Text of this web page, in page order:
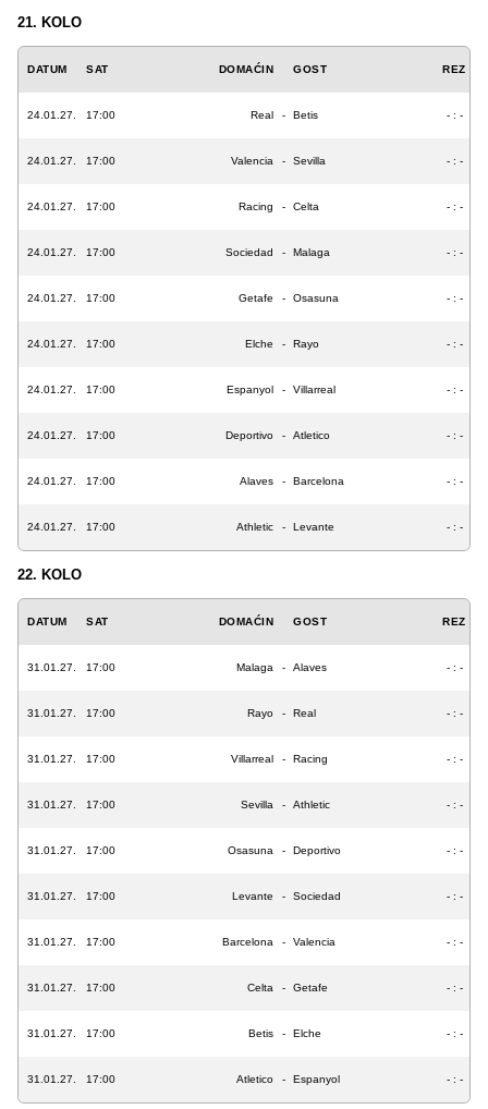
21. KOLO
DATUM SAT DOMAĆIN GOST REZ
24.01.27. 17:00 Real - Betis - : -
24.01.27. 17:00 Valencia - Sevilla - : -
24.01.27. 17:00 Racing - Celta - : -
24.01.27. 17:00 Sociedad - Malaga - : -
24.01.27. 17:00 Getafe - Osasuna - : -
24.01.27. 17:00 Elche - Rayo - : -
24.01.27. 17:00 Espanyol - Villarreal - : -
24.01.27. 17:00 Deportivo - Atletico - : -
24.01.27. 17:00 Alaves - Barcelona - : -
24.01.27. 17:00 Athletic - Levante - : -
22. KOLO
DATUM SAT DOMAĆIN GOST REZ
31.01.27. 17:00 Malaga - Alaves - : -
31.01.27. 17:00 Rayo - Real - : -
31.01.27. 17:00 Villarreal - Racing - : -
31.01.27. 17:00 Sevilla - Athletic - : -
31.01.27. 17:00 Osasuna - Deportivo - : -
31.01.27. 17:00 Levante - Sociedad - : -
31.01.27. 17:00 Barcelona - Valencia - : -
31.01.27. 17:00 Celta - Getafe - : -
31.01.27. 17:00 Betis - Elche - : -
31.01.27. 17:00 Atletico - Espanyol - : -